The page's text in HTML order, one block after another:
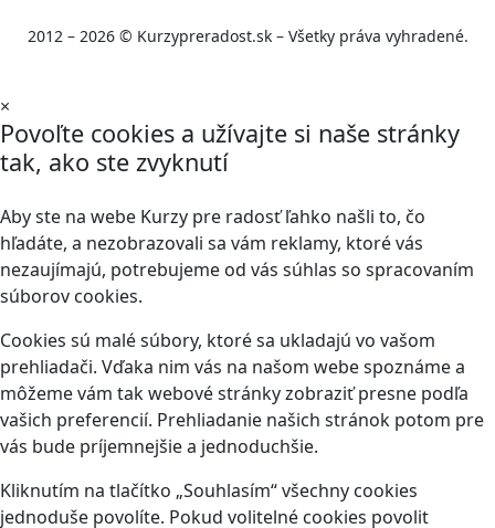
2012 – 2026 © Kurzypreradost.sk – Všetky práva vyhradené.
×
Povoľte cookies a užívajte si naše stránky
tak, ako ste zvyknutí
Aby ste na webe Kurzy pre radosť ľahko našli to, čo
hľadáte, a nezobrazovali sa vám reklamy, ktoré vás
nezaujímajú, potrebujeme od vás súhlas so spracovaním
súborov cookies.
Cookies sú malé súbory, ktoré sa ukladajú vo vašom
prehliadači. Vďaka nim vás na našom webe spoznáme a
môžeme vám tak webové stránky zobraziť presne podľa
vašich preferencií. Prehliadanie našich stránok potom pre
vás bude príjemnejšie a jednoduchšie.
Kliknutím na tlačítko „Souhlasím“ všechny cookies
jednoduše povolíte. Pokud volitelné cookies povolit